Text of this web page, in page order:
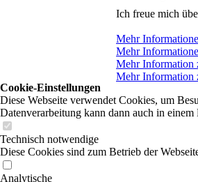
Ich freue mich
Mehr
Mehr
Mehr Information
Mehr Information
Cookie-Einstellungen
Diese Webseite verwendet Cookies, um
Datenverarbeitung kann dann auch in
Technisch notwendige
Diese Cookies sind zum Betrieb der
Analytische